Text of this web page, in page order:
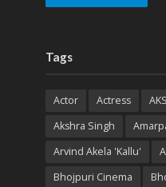
Tags
Actor Actress
Akshra Singh
Arvind Akela 'Kallu'
Bhojpuri Cinema